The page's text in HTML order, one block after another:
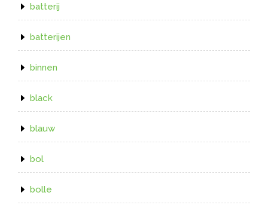
batterij
batterijen
binnen
black
blauw
bol
bolle